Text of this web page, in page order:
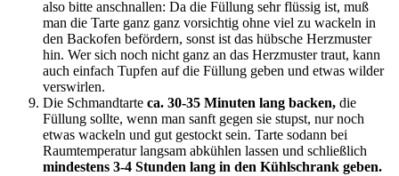
also bitte anschnallen: Da die Füllung sehr flüssig ist, muß
man die Tarte ganz ganz vorsichtig ohne viel zu wackeln in
den Backofen befördern, sonst ist das hübsche Herzmuster
hin. Wer sich noch nicht ganz an das Herzmuster traut, kann
auch einfach Tupfen auf die Füllung geben und etwas wilder
verswirlen.
Die Schmandtarte ca. 30-35 Minuten lang backen, die
Füllung sollte, wenn man sanft gegen sie stupst, nur noch
etwas wackeln und gut gestockt sein. Tarte sodann bei
Raumtemperatur langsam abkühlen lassen und schließlich
mindestens 3-4 Stunden lang in den Kühlschrank geben.